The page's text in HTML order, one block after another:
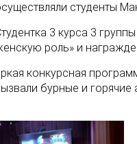
студенты
3 курса 3
роль» и
конкурсная
бурные и горячие